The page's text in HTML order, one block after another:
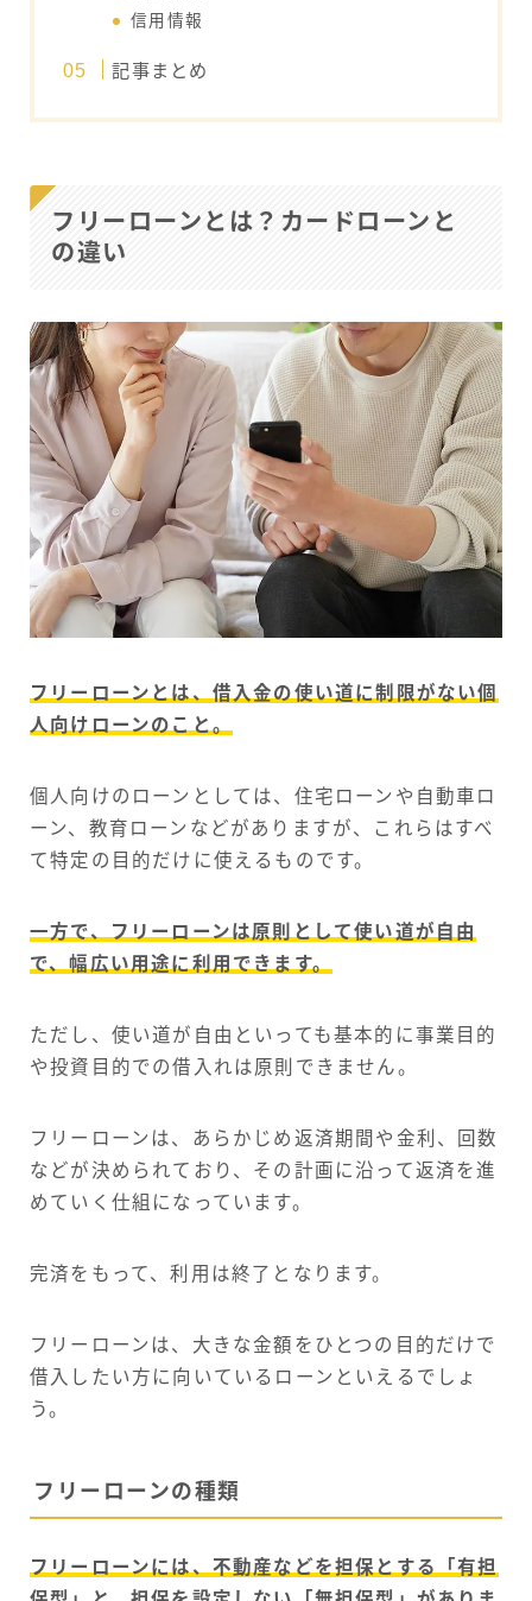
信用情報
記事まとめ
フリーローンとは？カードローンと
の違い
フリーローンとは、借入金の使い道に制限がない個
人向けローンのこと。
個人向けのローンとしては、住宅ローンや自動車ロ
ーン、教育ローンなどがありますが、これらはすべ
て特定の目的だけに使えるものです。
一方で、フリーローンは原則として使い道が自由
で、幅広い用途に利用できます。
ただし、使い道が自由といっても基本的に事業目的
や投資目的での借入れは原則できません。
フリーローンは、あらかじめ返済期間や金利、回数
などが決められており、その計画に沿って返済を進
めていく仕組になっています。
完済をもって、利用は終了となります。
フリーローンは、大きな金額をひとつの目的だけで
借入したい方に向いているローンといえるでしょ
う。
フリーローンの種類
フリーローンには、不動産などを担保とする「有担